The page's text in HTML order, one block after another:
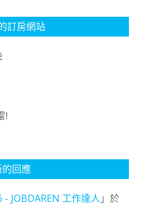
訂房網站
!
的回應
JOBDAREN 工作達人 」於